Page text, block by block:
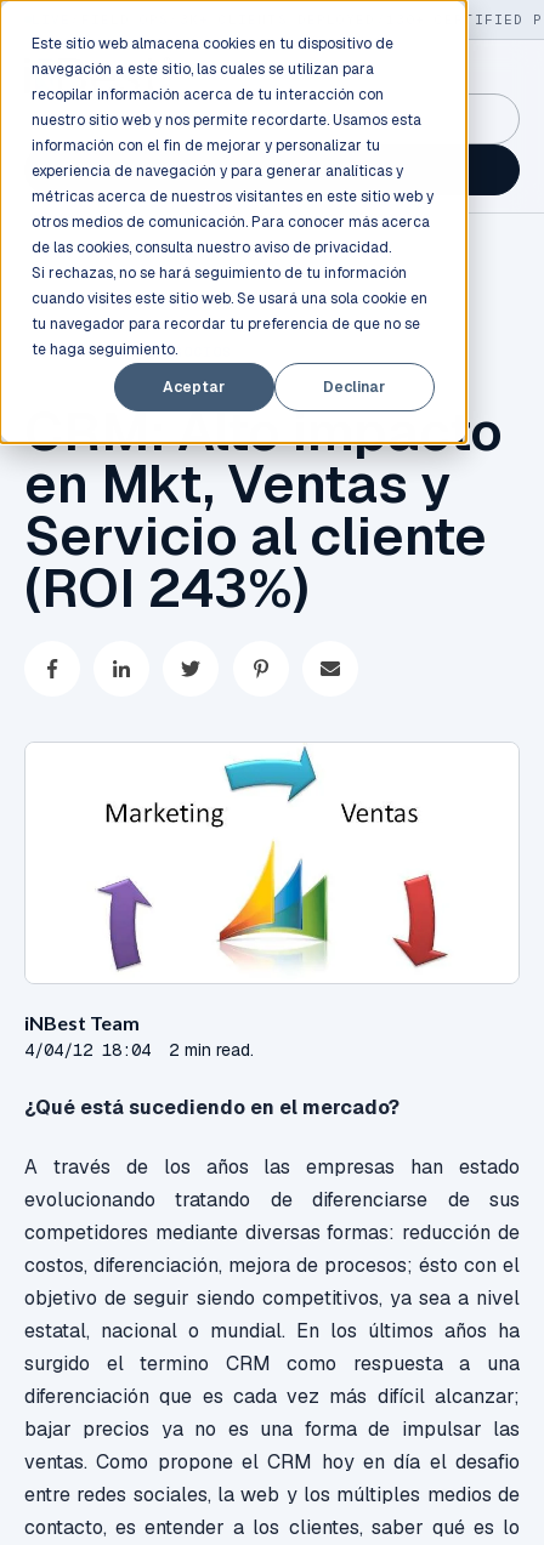
Este sitio web almacena cookies en tu dispositivo de
navegación a este sitio, las cuales se utilizan para
recopilar información acerca de tu interacción con
nuestro sitio web y nos permite recordarte. Usamos esta
información con el fin de mejorar y personalizar tu
experiencia de navegación y para generar analíticas y
métricas acerca de nuestros visitantes en este sitio web y
otros medios de comunicación. Para conocer más acerca
de las cookies, consulta nuestro aviso de privacidad.
Si rechazas, no se hará seguimiento de tu información
cuando visites este sitio web. Se usará una sola cookie en
tu navegador para recordar tu preferencia de que no se
te haga seguimiento.
Aceptar
Declinar
130+ CERTIFIED
GuidancePlex →
Talk to an engineer →
TECNOLOGÍA , NEGOCIOS
CRM: Alto impacto
en Mkt, Ventas y
Servicio al cliente
(ROI 243%)
iNBest Team
4/04/12 18:04 2 min read.
¿Qué está sucediendo en el mercado?
A través de los años las empresas han estado
evolucionando tratando de diferenciarse de sus
competidores mediante diversas formas: reducción de
costos, diferenciación, mejora de procesos; ésto con el
objetivo de seguir siendo competitivos, ya sea a nivel
estatal, nacional o mundial. En los últimos años ha
surgido el termino CRM como respuesta a una
diferenciación que es cada vez más difícil alcanzar;
bajar precios ya no es una forma de impulsar las
ventas. Como propone el CRM hoy en día el desafio
entre redes sociales, la web y los múltiples medios de
contacto, es entender a los clientes, saber qué es lo